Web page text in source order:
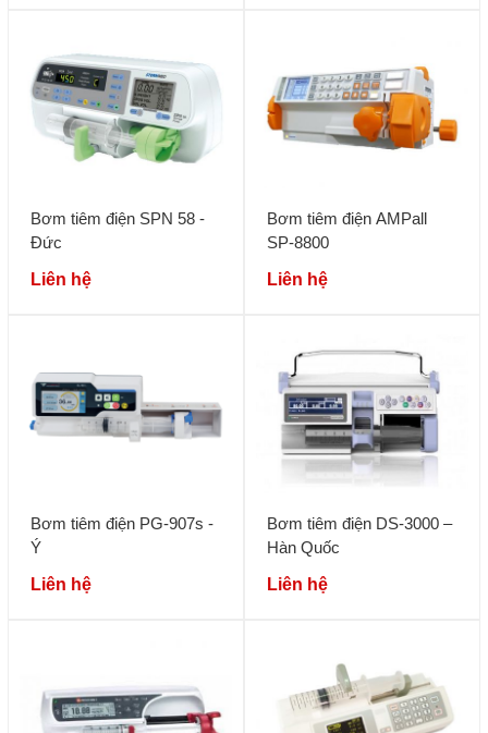
Bơm tiêm điện SPN 58 -
Đức
Liên hệ
Bơm tiêm điện AMPall
SP-8800
Liên hệ
Bơm tiêm điện PG-907s -
Ý
Liên hệ
Bơm tiêm điện DS-3000 –
Hàn Quốc
Liên hệ